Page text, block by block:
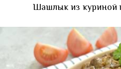
Шашлык из куриной